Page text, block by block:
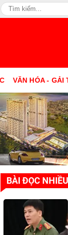
VĂN HÓA - GẢI
BÀI ĐỌC NHIỀU